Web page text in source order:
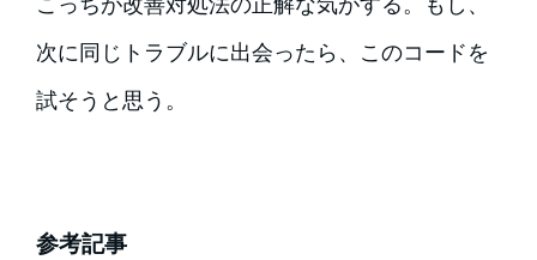
次に同じトラブルに出会ったら、このコードを
試そうと思う。
参考記事